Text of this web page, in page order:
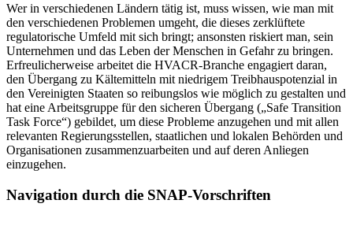
Wer in verschiedenen Ländern tätig ist, muss wissen, wie man mit
den verschiedenen Problemen umgeht, die dieses zerklüftete
regulatorische Umfeld mit sich bringt; ansonsten riskiert man, sein
Unternehmen und das Leben der Menschen in Gefahr zu bringen.
Erfreulicherweise arbeitet die HVACR-Branche engagiert daran,
den Übergang zu Kältemitteln mit niedrigem Treibhauspotenzial in
den Vereinigten Staaten so reibungslos wie möglich zu gestalten und
hat eine Arbeitsgruppe für den sicheren Übergang („Safe Transition
Task Force“) gebildet, um diese Probleme anzugehen und mit allen
relevanten Regierungsstellen, staatlichen und lokalen Behörden und
Organisationen zusammenzuarbeiten und auf deren Anliegen
einzugehen.
Navigation durch die SNAP-Vorschriften